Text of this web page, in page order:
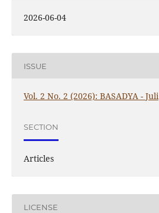
2026-06-04
ISSUE
Vol. 2 No. 2 (2026): BASADYA - Juli
SECTION
Articles
LICENSE